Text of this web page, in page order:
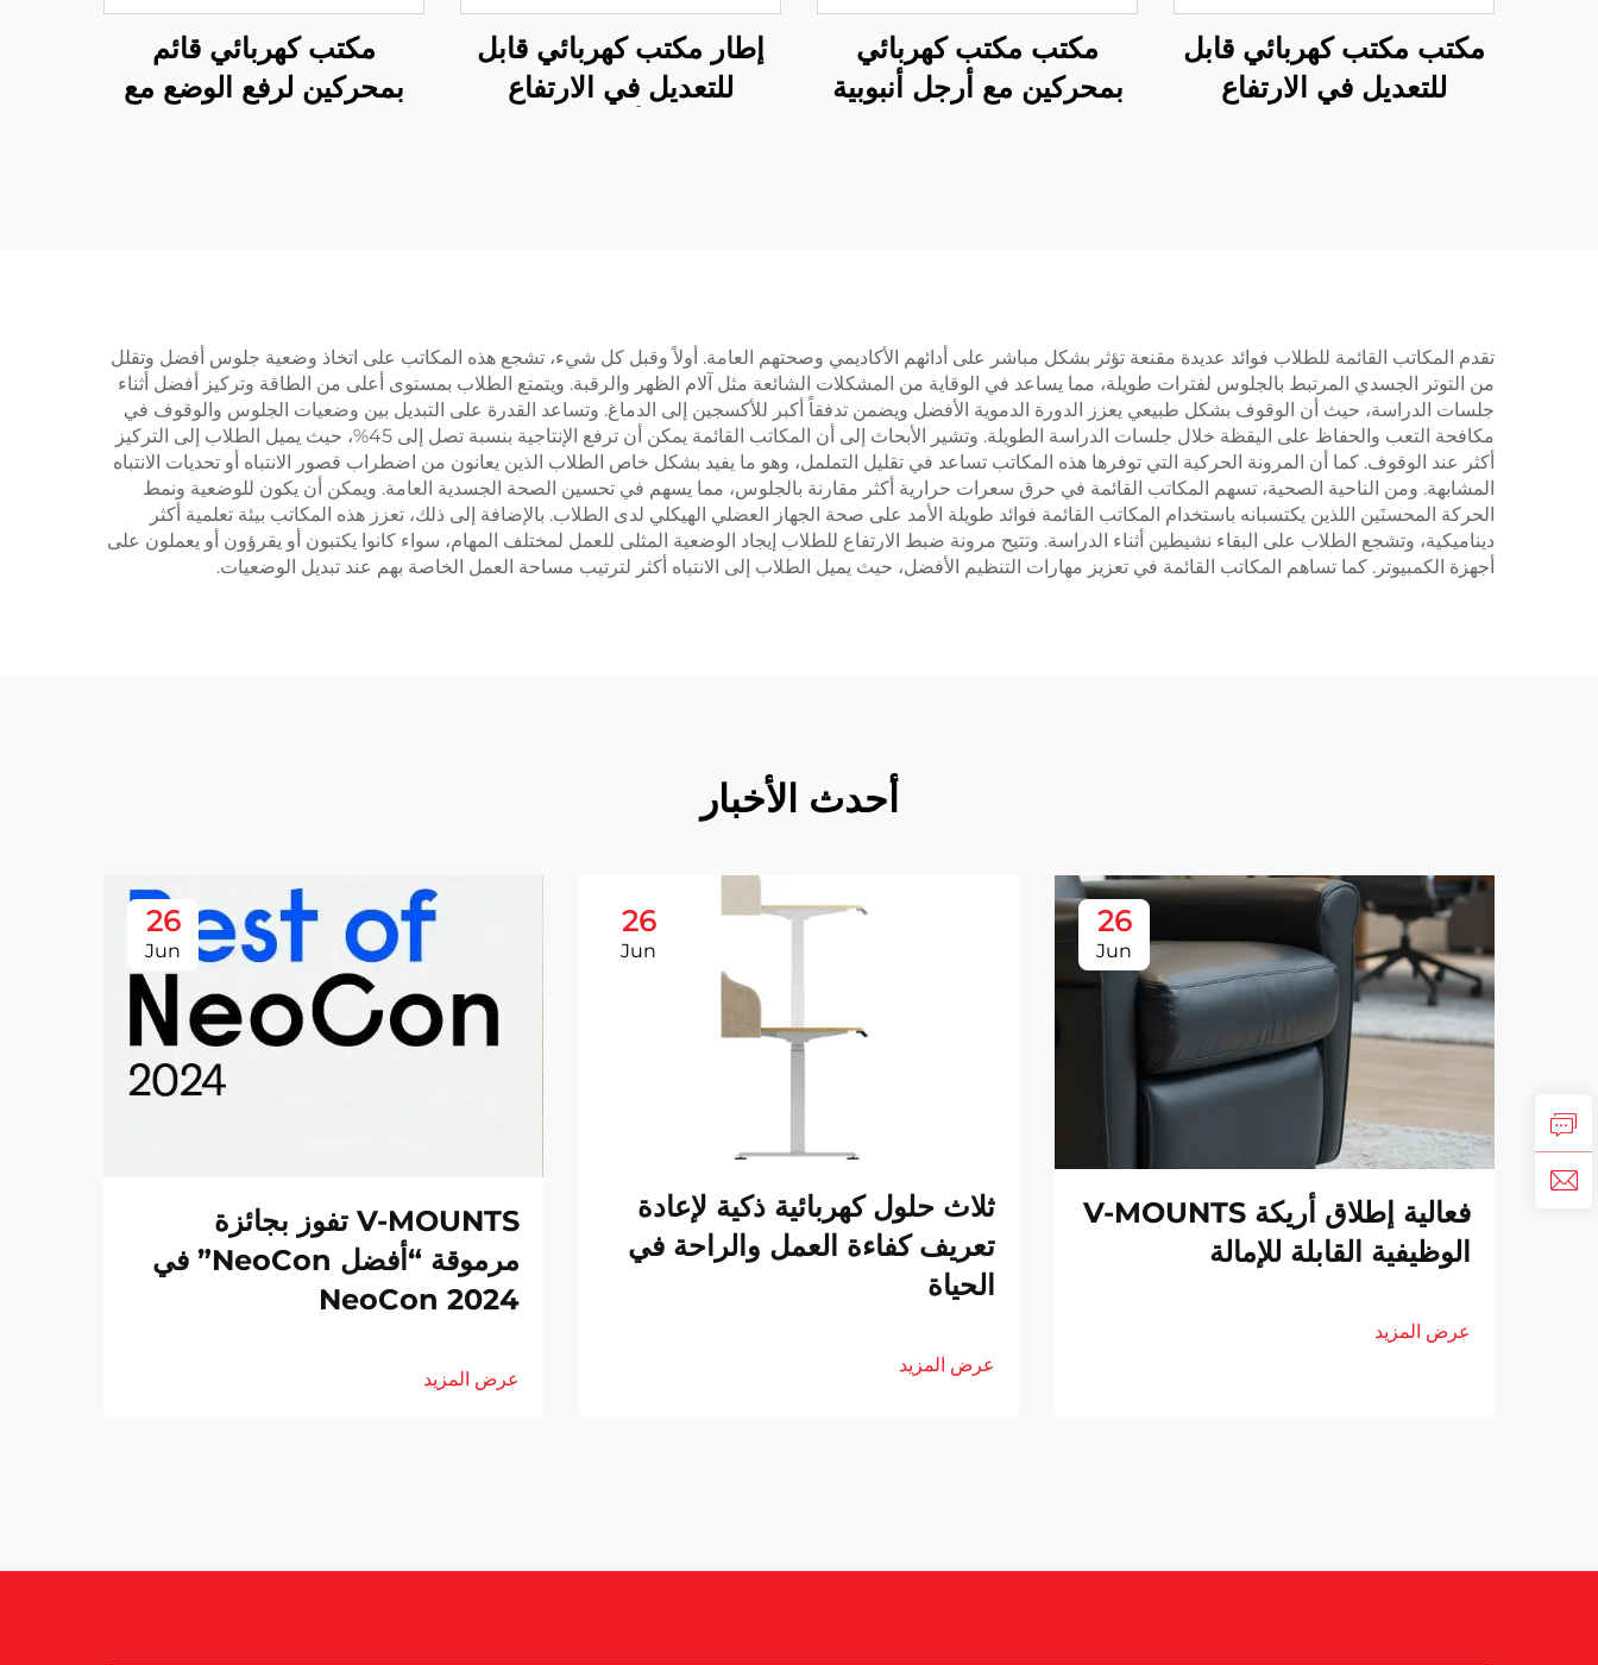
مكتب مكتب كهربائي قابل
للتعديل في الارتفاع
مكتب مكتب كهربائي
بمحركين مع أرجل أنبوبية
إطار مكتب كهربائي قابل
للتعديل في الارتفاع
مكتب كهربائي قائم
بمحركين لرفع الوضع مع
تقدم المكاتب القائمة للطلاب فوائد عديدة مقنعة تؤثر بشكل مباشر على أدائهم الأكاديمي وصحتهم العامة. أولاً وقبل كل شيء، تشجع هذه المكاتب على اتخاذ وضعية جلوس أفضل وتقلل
من التوتر الجسدي المرتبط بالجلوس لفترات طويلة، مما يساعد في الوقاية من المشكلات الشائعة مثل آلام الظهر والرقبة. ويتمتع الطلاب بمستوى أعلى من الطاقة وتركيز أفضل أثناء
جلسات الدراسة، حيث أن الوقوف بشكل طبيعي يعزز الدورة الدموية الأفضل ويضمن تدفقاً أكبر للأكسجين إلى الدماغ. وتساعد القدرة على التبديل بين وضعيات الجلوس والوقوف في
مكافحة التعب والحفاظ على اليقظة خلال جلسات الدراسة الطويلة. وتشير الأبحاث إلى أن المكاتب القائمة يمكن أن ترفع الإنتاجية بنسبة تصل إلى 45%، حيث يميل الطلاب إلى التركيز
أكثر عند الوقوف. كما أن المرونة الحركية التي توفرها هذه المكاتب تساعد في تقليل التململ، وهو ما يفيد بشكل خاص الطلاب الذين يعانون من اضطراب قصور الانتباه أو تحديات الانتباه
المشابهة. ومن الناحية الصحية، تسهم المكاتب القائمة في حرق سعرات حرارية أكثر مقارنة بالجلوس، مما يسهم في تحسين الصحة الجسدية العامة. ويمكن أن يكون للوضعية ونمط
الحركة المحسنَين اللذين يكتسبانه باستخدام المكاتب القائمة فوائد طويلة الأمد على صحة الجهاز العضلي الهيكلي لدى الطلاب. بالإضافة إلى ذلك، تعزز هذه المكاتب بيئة تعلمية أكثر
ديناميكية، وتشجع الطلاب على البقاء نشيطين أثناء الدراسة. وتتيح مرونة ضبط الارتفاع للطلاب إيجاد الوضعية المثلى للعمل لمختلف المهام، سواء كانوا يكتبون أو يقرؤون أو يعملون على
أجهزة الكمبيوتر. كما تساهم المكاتب القائمة في تعزيز مهارات التنظيم الأفضل، حيث يميل الطلاب إلى الانتباه أكثر لترتيب مساحة العمل الخاصة بهم عند تبديل الوضعيات.
أحدث الأخبار
26
Jun
فعالية إطلاق أريكة V-MOUNTS
الوظيفية القابلة للإمالة
عرض المزيد
26
Jun
ثلاث حلول كهربائية ذكية لإعادة
تعريف كفاءة العمل والراحة في
الحياة
عرض المزيد
26
Jun
V-MOUNTS تفوز بجائزة
مرموقة “أفضل NeoCon” في
NeoCon 2024
عرض المزيد